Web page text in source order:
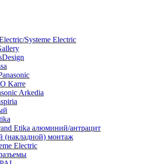
Systeme Electric
Karre
Arkedia
Etika алюминий/антрацит
(накладной) монтаж
Electric